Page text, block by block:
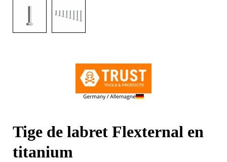
Tige de labret Flexternal en
titanium